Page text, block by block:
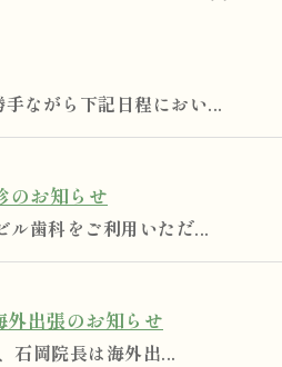
ながら下記日程におい...
お知らせ
ル歯科をご利用いただ...
出張のお知らせ
石岡院長は海外出...